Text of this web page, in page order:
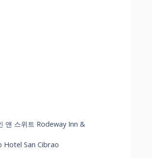
앤 스위트 Rodeway Inn &
Hotel San Cibrao